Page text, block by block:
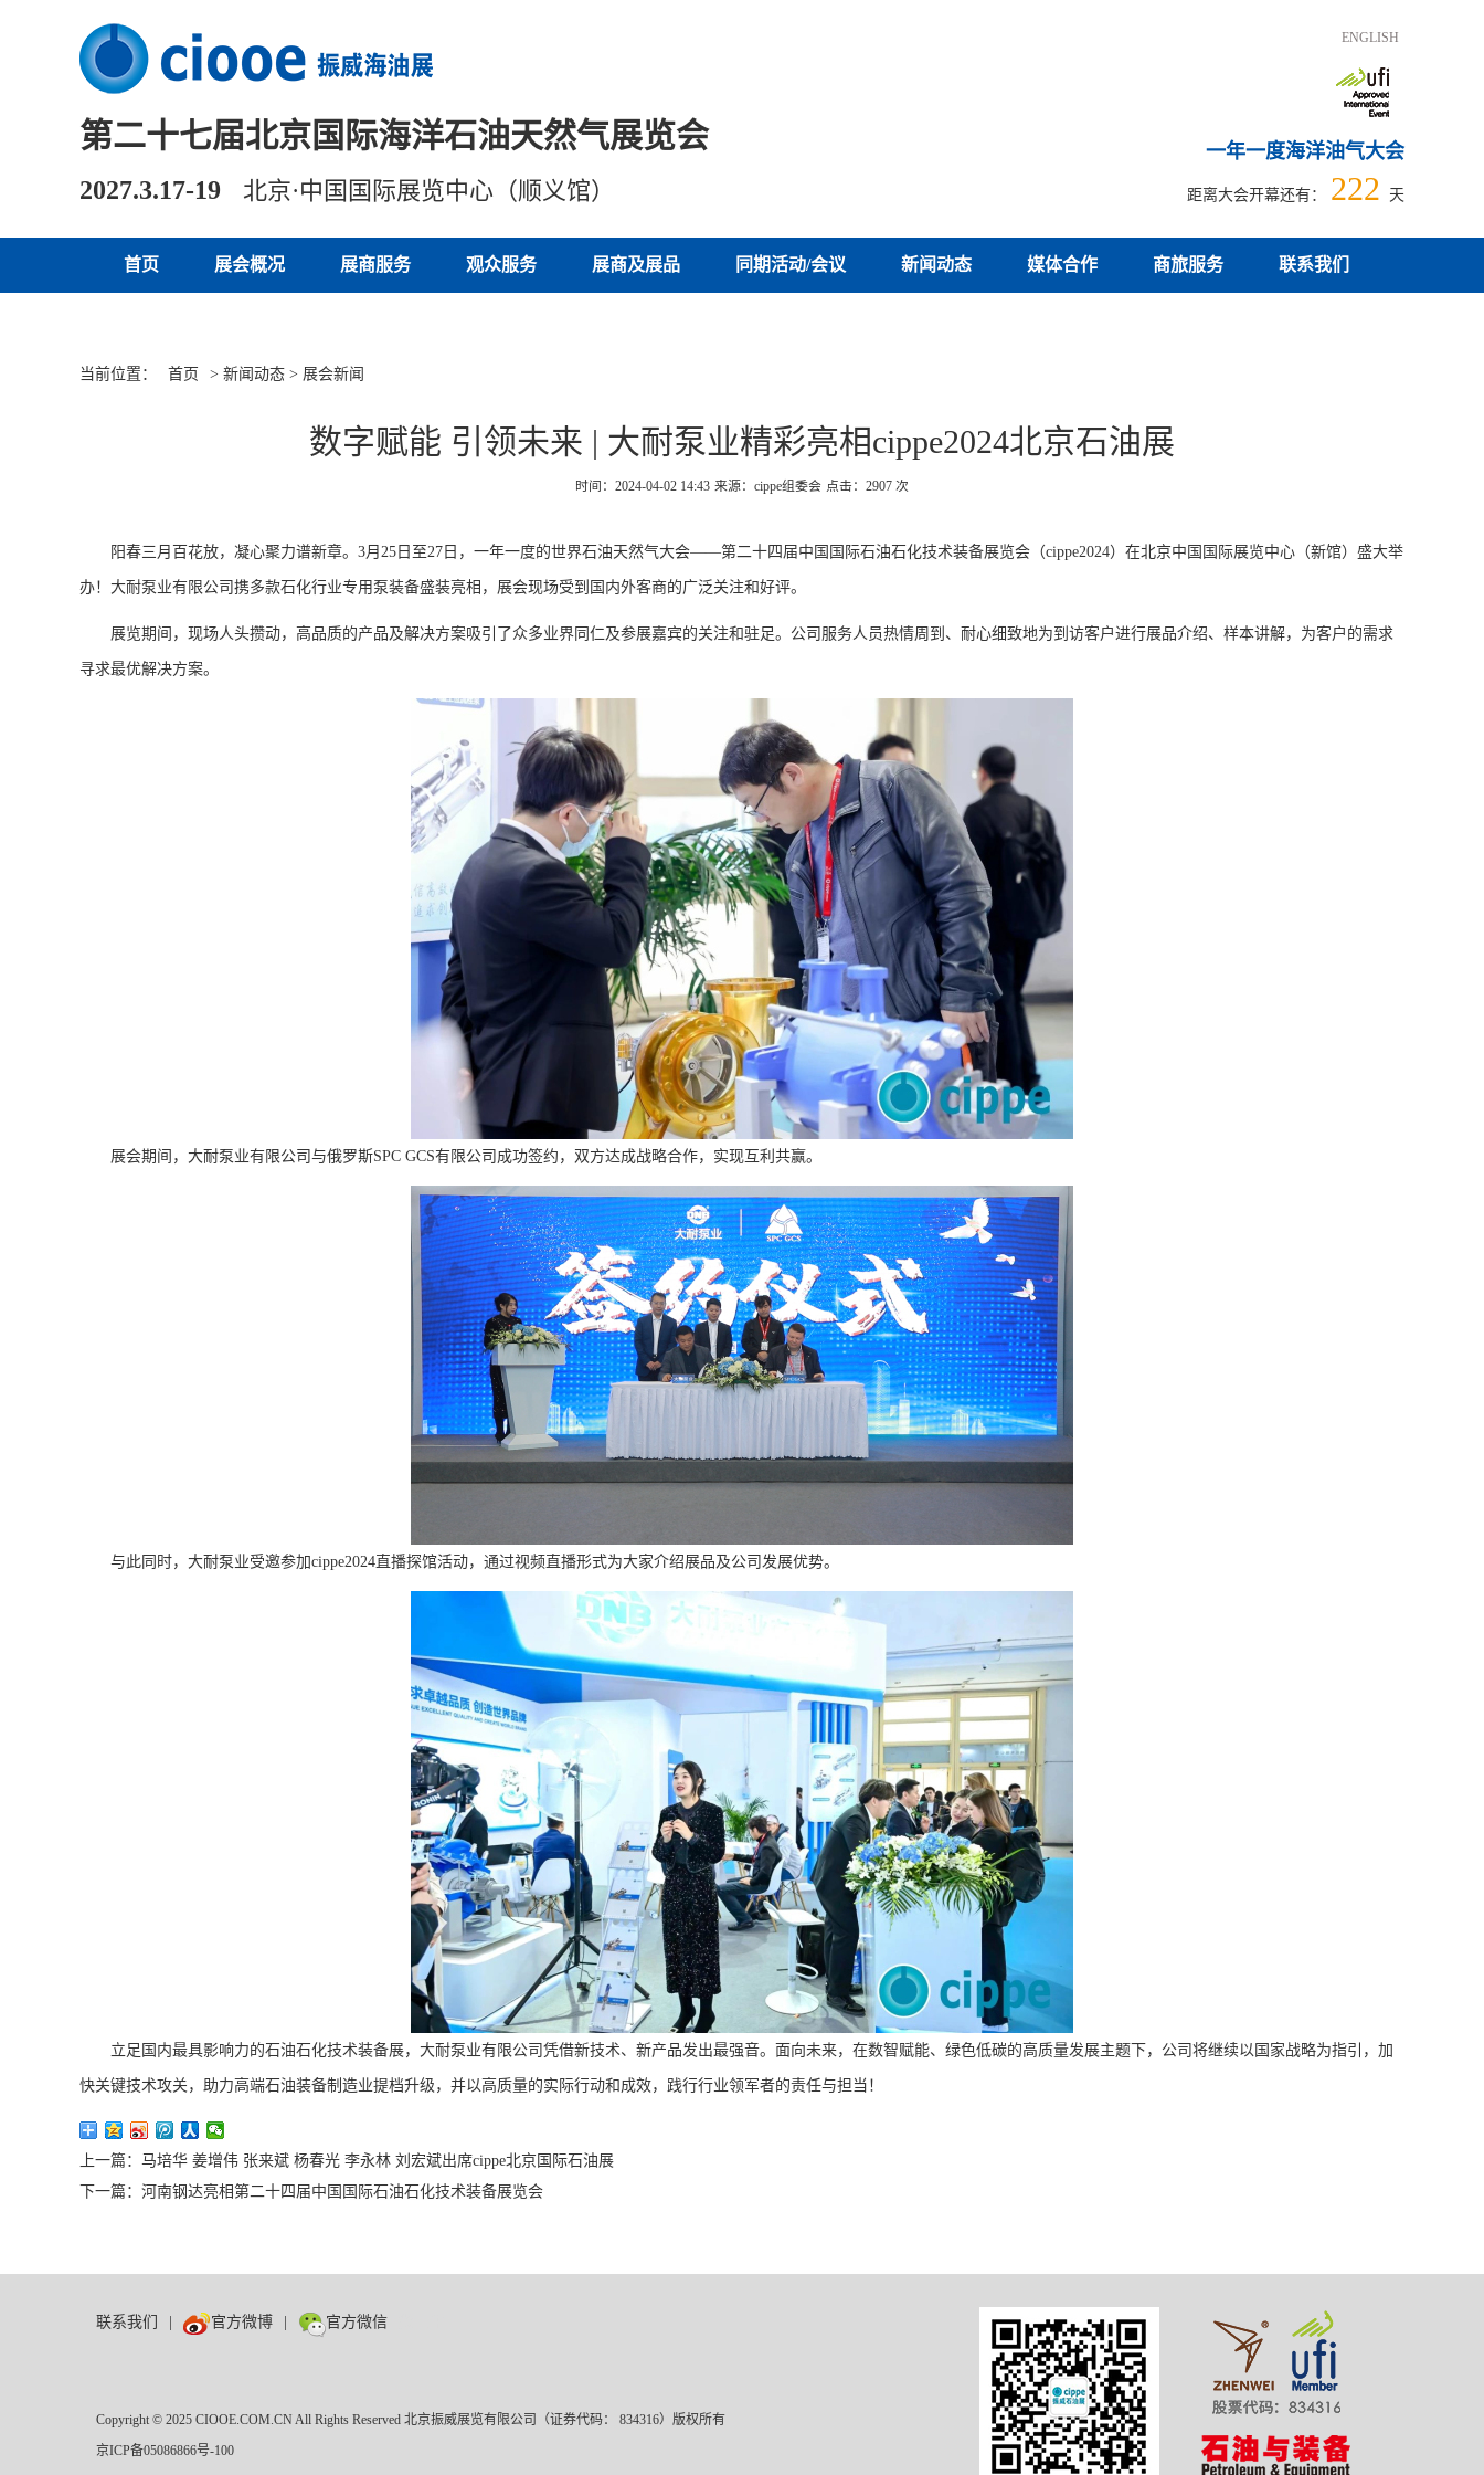
第二十七届北京国际海洋石油天然气展览会
2027.3.17-19 北京·中国国际展览中心（顺义馆）
ENGLISH
一年一度海洋油气大会
距离大会开幕还有： 222 天
首页 展会概况 展商服务 观众服务 展商及展品 同期活动/会议 新闻动态 媒体合作 商旅服务 联系我们
当前位置： 首页 > 新闻动态 > 展会新闻
数字赋能 引领未来 | 大耐泵业精彩亮相cippe2024北京石油展
时间：2024-04-02 14:43 来源：cippe组委会 点击： 2907 次
阳春三月百花放，凝心聚力谱新章。3月25日至27日，一年一度的世界石油天然气大会——第二十四届中国国际石油石化技术装备展览会（cippe2024）在北京中国国际展览中心（新馆）盛大举
办！大耐泵业有限公司携多款石化行业专用泵装备盛装亮相，展会现场受到国内外客商的广泛关注和好评。
展览期间，现场人头攒动，高品质的产品及解决方案吸引了众多业界同仁及参展嘉宾的关注和驻足。公司服务人员热情周到、耐心细致地为到访客户进行展品介绍、样本讲解，为客户的需求
寻求最优解决方案。
展会期间，大耐泵业有限公司与俄罗斯SPC GCS有限公司成功签约，双方达成战略合作，实现互利共赢。
与此同时，大耐泵业受邀参加cippe2024直播探馆活动，通过视频直播形式为大家介绍展品及公司发展优势。
立足国内最具影响力的石油石化技术装备展，大耐泵业有限公司凭借新技术、新产品发出最强音。面向未来，在数智赋能、绿色低碳的高质量发展主题下，公司将继续以国家战略为指引，加
快关键技术攻关，助力高端石油装备制造业提档升级，并以高质量的实际行动和成效，践行行业领军者的责任与担当！
上一篇：马培华 姜增伟 张来斌 杨春光 李永林 刘宏斌出席cippe北京国际石油展
下一篇：河南钢达亮相第二十四届中国国际石油石化技术装备展览会
联系我们 官方微博 官方微信
Copyright © 2025 CIOOE.COM.CN All Rights Reserved 北京振威展览有限公司（证券代码： 834316）版权所有
京ICP备05086866号-100